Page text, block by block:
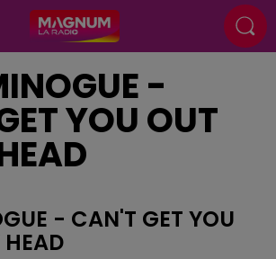
-
YOU OUT
- CAN'T GET YOU